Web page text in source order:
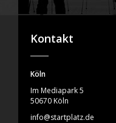
Kontakt
Köln
Im Mediapark 5
50670 Köln
info@startplatz.de